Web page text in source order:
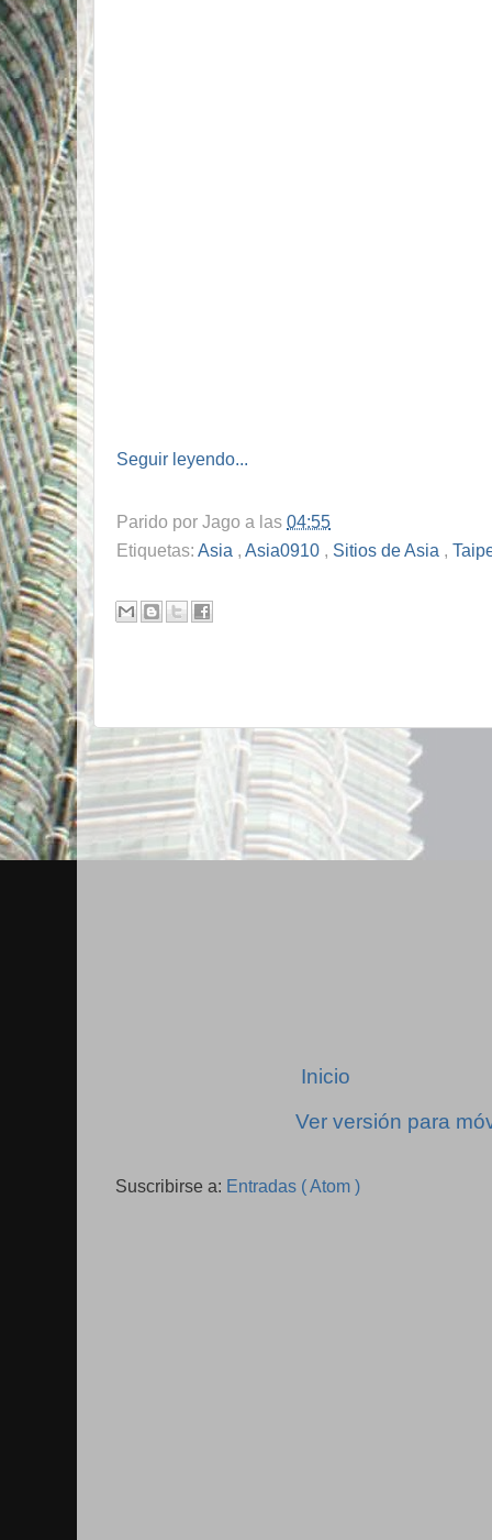
Seguir leyendo...
Parido por Jago a las 04:55
Etiquetas: Asia , Asia0910 , Sitios de Asia ,
Inicio
Ver versión para
Suscribirse a: Entradas ( Atom )